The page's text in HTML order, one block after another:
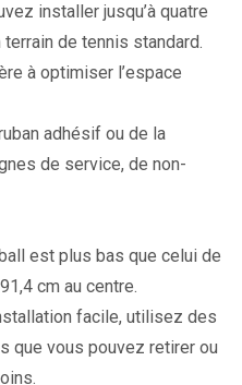
installer jusqu’à quatre
de tennis standard.
à optimiser l’espace
adhésif ou de la
de service, de non-
est plus bas que celui de
cm au centre.
facile, utilisez des
que vous pouvez retirer ou